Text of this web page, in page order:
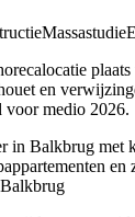
Massastudie
en
voor medio 2026.